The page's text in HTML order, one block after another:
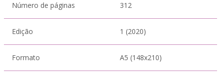
Número de páginas 312
Edição 1 (2020)
Formato A5 (148x210)